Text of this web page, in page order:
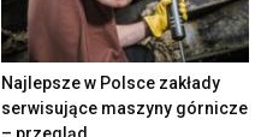
Najlepsze w Polsce zakłady
serwisujące maszyny górnicze